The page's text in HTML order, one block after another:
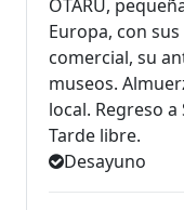
OTARU,
Europa, con
comercial, su
museos.
local. Regreso
Tarde libre.
Desayuno